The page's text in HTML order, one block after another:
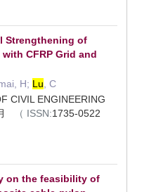
Strengthening of
CFRP Grid and
H; Lu , C
CIVIL ENGINEERING
（ ISSN:1735-0522
on the feasibility of